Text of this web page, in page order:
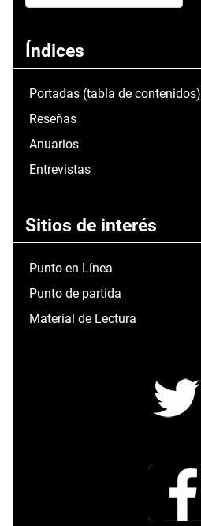
Índices
Portadas (tabla de contenidos)
Reseñas
Anuarios
Entrevistas
Sitios de interés
Punto en Línea
Punto de partida
Material de Lectura